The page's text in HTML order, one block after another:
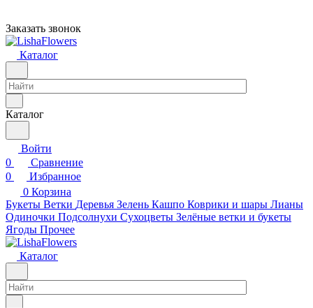
Заказать звонок
Каталог
Каталог
Войти
0
Сравнение
0
Избранное
0 Корзина
Букеты Ветки Деревья Зелень Кашпо Коврики и шары Лианы
Одиночки Подсолнухи Сухоцветы Зелёные ветки и букеты
Ягоды Прочее
Каталог